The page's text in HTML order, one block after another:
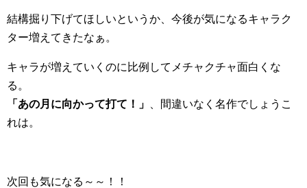
結構掘り下げてほしいというか、今後が気になるキャラク
ター増えてきたなぁ。
キャラが増えていくのに比例してメチャクチャ面白くな
る。
「あの月に向かって打て！」
、間違いなく名作でしょうこ
れは。
次回も気になる～～！！